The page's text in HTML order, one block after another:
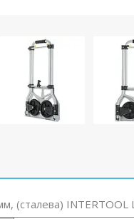
(сталева) INTERTOOL